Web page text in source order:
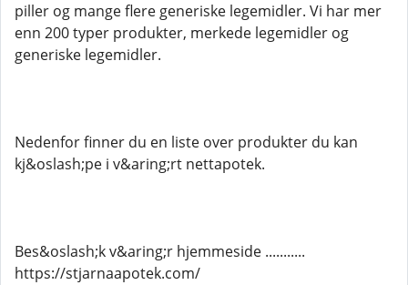
piller og mange flere generiske legemidler. Vi har mer
enn 200 typer produkter, merkede legemidler og
generiske legemidler.
Nedenfor finner du en liste over produkter du kan
kj&oslash;pe i v&aring;rt nettapotek.
Bes&oslash;k v&aring;r hjemmeside ...........
https://stjarnaapotek.com/